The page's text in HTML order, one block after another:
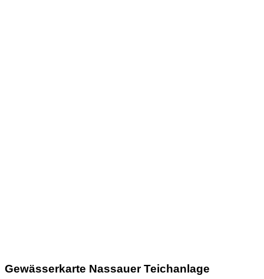
Gewässerkarte Nassauer Teichanlage